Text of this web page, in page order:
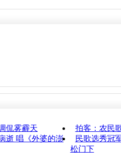
侃雾霾天
拍客：农民
逝 唱《外婆的澎
民歌选秀冠
松门下